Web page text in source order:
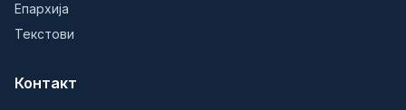
Епархија
Текстови
Контакт